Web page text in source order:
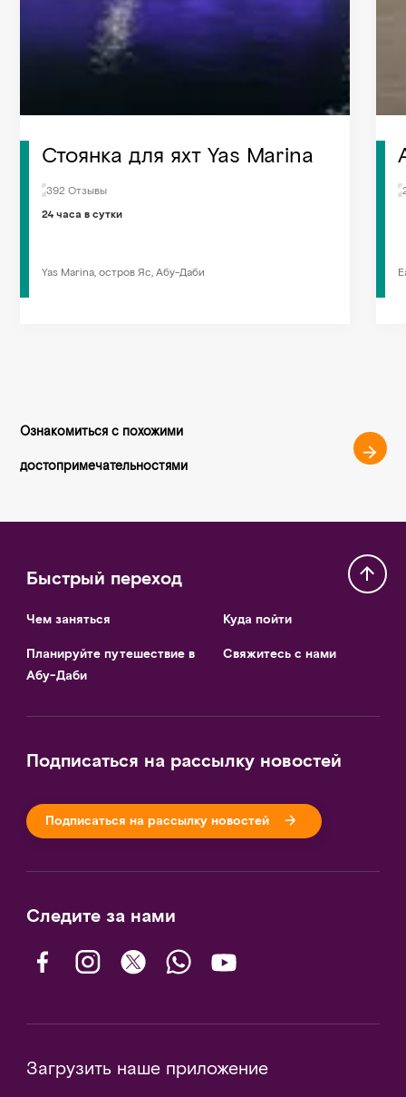
Стоянка для яхт Yas Marina
392 Отзывы
24 часа в сутки
Yas Marina, остров Яс, Абу-Даби
Ознакомиться с похожими
достопримечательностями
Быстрый переход
Чем заняться
Планируйте путешествие в
Абу-Даби
Куда пойти
Свяжитесь с нами
Подписаться на рассылку новостей
Подписаться на рассылку новостей
Следите за нами
Загрузить наше приложение